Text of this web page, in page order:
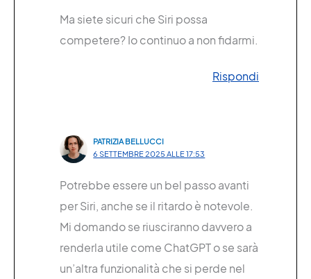
Ma siete sicuri che Siri possa
competere? Io continuo a non fidarmi.
Rispondi
PATRIZIA BELLUCCI
6 SETTEMBRE 2025 ALLE 17:53
Potrebbe essere un bel passo avanti
per Siri, anche se il ritardo è notevole.
Mi domando se riusciranno davvero a
renderla utile come ChatGPT o se sarà
un’altra funzionalità che si perde nel